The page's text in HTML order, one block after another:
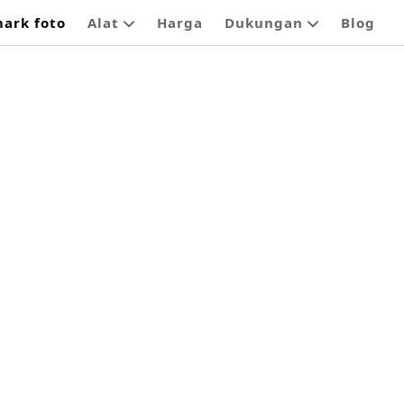
foto Alat Harga Dukungan Blog